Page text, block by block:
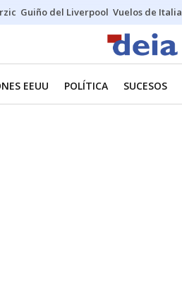
Guiño del Liverpool Vuelos de Italia
EEUU POLÍTICA SUCESOS